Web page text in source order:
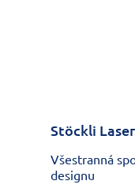
Stöckli Laser
Všestranná
designu